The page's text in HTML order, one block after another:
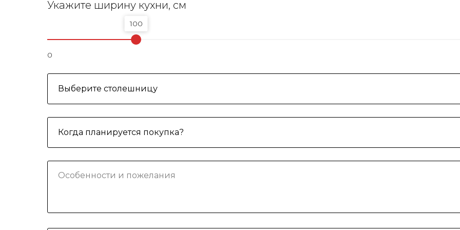
Укажите ширину кухни, см
100
0